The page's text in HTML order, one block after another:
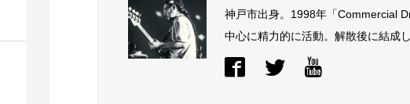
神戸市出身。1998年「Commercial
中心に精力的に活動。解散後に結成